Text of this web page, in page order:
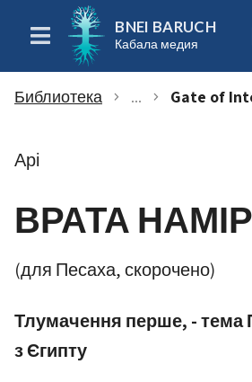
BNEI BARUCH
Кабала медия
Библиотека chevron_right ... chevron_right
Арі
ВРАТА
(для Песаха, скорочено)
Тлумачення перше, - тема
з Єгипту